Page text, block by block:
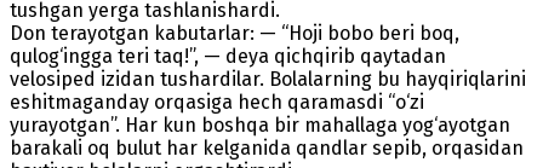
tushgan yerga tashlanishardi.
Don terayotgan kabutarlar: — “Hoji bobo beri boq,
qulog‘ingga teri taq!”, — deya qichqirib qaytadan
velosiped izidan tushardilar. Bolalarning bu hayqiriqlarini
eshitmaganday orqasiga hech qaramasdi “o‘zi
yurayotgan”. Har kun boshqa bir mahallaga yog‘ayotgan
barakali oq bulut har kelganida qandlar sepib, orqasidan